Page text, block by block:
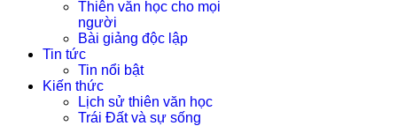
Thiên văn học cho mọi
người
Bài giảng độc lập
Tin tức
Tin nổi bật
Kiến thức
Lịch sử thiên văn học
Trái Đất và sự sống